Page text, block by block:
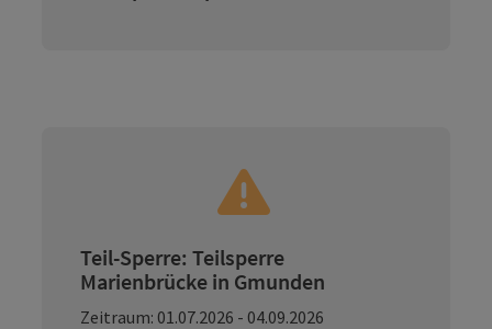
Teil-Sperre: Teilsperre
Marienbrücke in Gmunden
Zeitraum: 01.07.2026 - 04.09.2026